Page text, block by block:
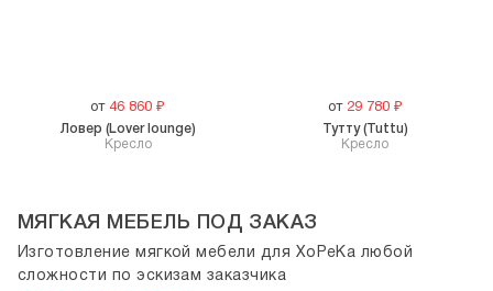
от 46 860 ₽
Кресло
Ловер (Lover lounge)
от 29 780₽
Кресло
Тутту (Tuttu)
МЯГКАЯ МЕБЕЛЬ ПОД ЗАКАЗ
Изготовление мягкой мебели для ХоРеКа любой
сложности по эскизам заказчика